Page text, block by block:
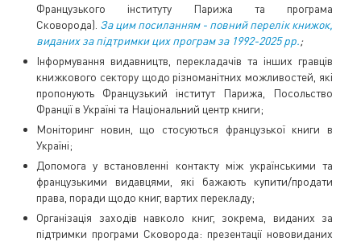
Французького інституту Парижа та програма
Сковорода). За цим посиланням - повний перелік книжок,
виданих за підтримки цих програм за 1992-2025 рр.;
Інформування видавництв, перекладачів та інших гравців
книжкового сектору щодо різноманітних можливостей, які
пропонують Французький інститут Парижа, Посольство
Франції в Україні та Національний центр книги;
Моніторинг новин, що стосуються французької книги в
Україні;
Допомога у встановленні контакту між українськими та
французькими видавцями, які бажають купити/продати
права, поради щодо книг, вартих перекладу;
Організація заходів навколо книг, зокрема, виданих за
підтримки програми Сковорода: презентації нововиданих